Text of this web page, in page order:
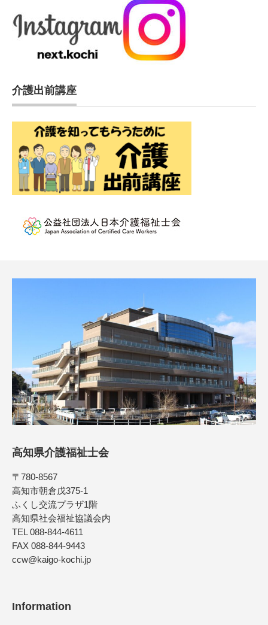
介護出前講座
高知県介護福祉士会
〒780-8567
高知市朝倉戊375-1
ふくし交流プラザ1階
高知県社会福祉協議会内
TEL 088-844-4611
FAX 088-844-9443
ccw@kaigo-kochi.jp
Information